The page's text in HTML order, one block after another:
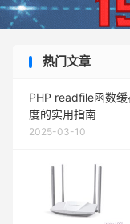
热门文章
PHP readfile函数
度的实用指南
2025-03-10